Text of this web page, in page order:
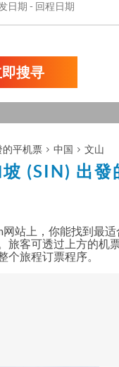
搜寻
的平机票 中国 文山
(SIN) 出發
网站上，你能找到最
旅客可透过上方的机
个旅程订票程序。